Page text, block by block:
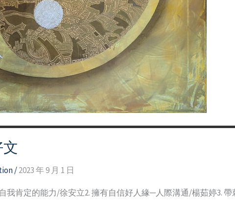
/2023 年 9 月 1 日
我肯定的能力/徐安立2. 擁有自信好人緣─人際溝通/楊茹婷3.